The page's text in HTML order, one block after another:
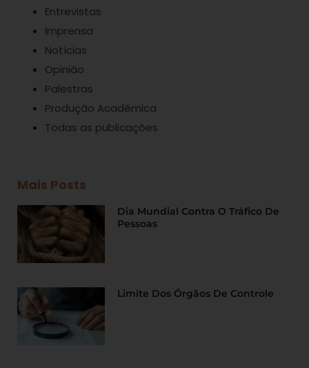
Entrevistas
Imprensa
Notícias
Opinião
Palestras
Produção Acadêmica
Todas as publicações
Mais Posts
Dia Mundial Contra O Tráfico De
Pessoas
Limite Dos Órgãos De Controle